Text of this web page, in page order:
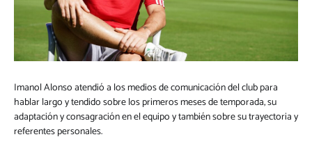
Imanol Alonso atendió a los medios de comunicación del club para
hablar largo y tendido sobre los primeros meses de temporada, su
adaptación y consagración en el equipo y también sobre su trayectoria y
referentes personales.